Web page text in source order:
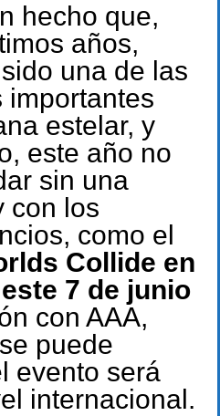
hecho que,
años,
una de las
importantes
estelar, y
este año no
sin una
con los
como el
Collide en
7 de junio
con AAA,
puede
evento será
internacional.